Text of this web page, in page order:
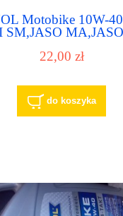
Motobike 10W-
SM,JASO
22,00 zł
do koszyka